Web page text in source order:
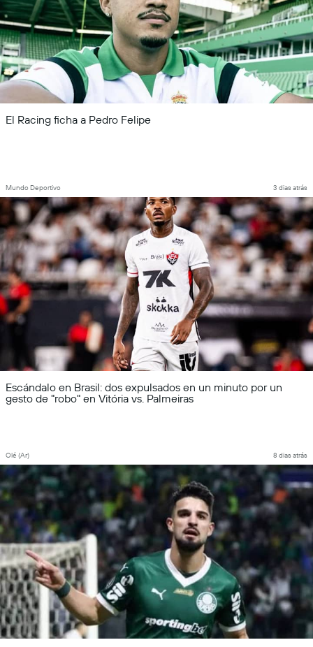
El Racing ficha a Pedro Felipe
Mundo Deportivo 3 dias atrás
Escándalo en Brasil: dos expulsados en un minuto por un
gesto de "robo" en Vitória vs. Palmeiras
Olé (Ar) 8 dias atrás